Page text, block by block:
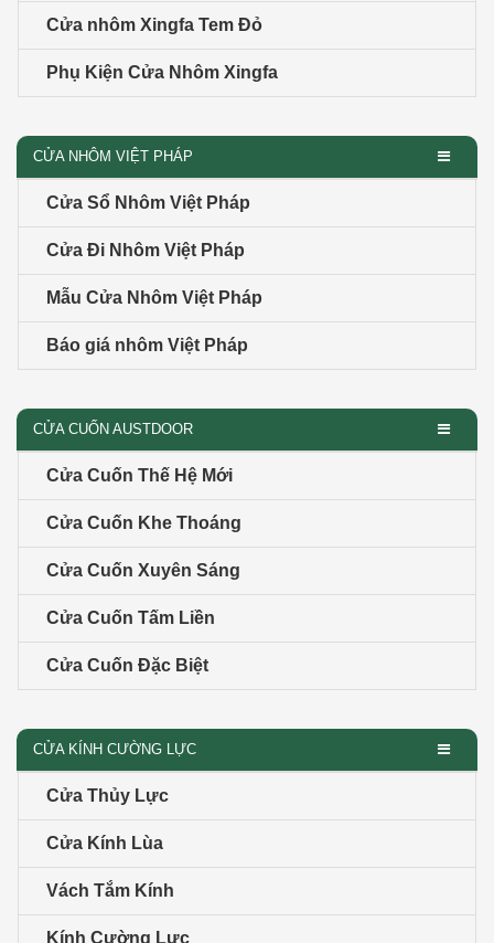
Cửa nhôm Xingfa Tem Đỏ
Phụ Kiện Cửa Nhôm Xingfa
CỬA NHÔM VIỆT PHÁP
Cửa Sổ Nhôm Việt Pháp
Cửa Đi Nhôm Việt Pháp
Mẫu Cửa Nhôm Việt Pháp
Báo giá nhôm Việt Pháp
CỬA CUỐN AUSTDOOR
Cửa Cuốn Thế Hệ Mới
Cửa Cuốn Khe Thoáng
Cửa Cuốn Xuyên Sáng
Cửa Cuốn Tấm Liền
Cửa Cuốn Đặc Biệt
CỬA KÍNH CƯỜNG LỰC
Cửa Thủy Lực
Cửa Kính Lùa
Vách Tắm Kính
Kính Cường Lực